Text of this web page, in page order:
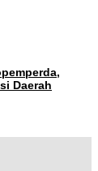
Daerah